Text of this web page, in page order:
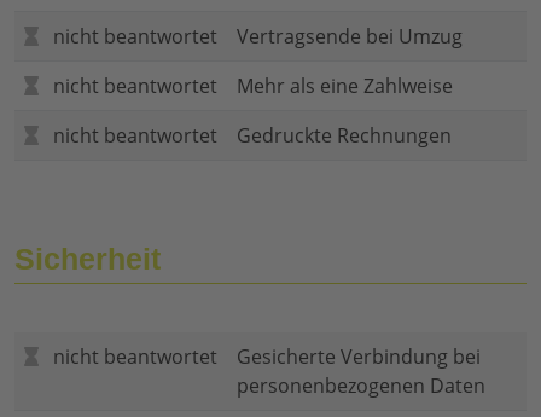
nicht beantwortet
Vertragsende bei Umzug
nicht beantwortet
Mehr als eine Zahlweise
nicht beantwortet
Gedruckte Rechnungen
Sicherheit
nicht beantwortet
Gesicherte Verbindung bei
personenbezogenen Daten